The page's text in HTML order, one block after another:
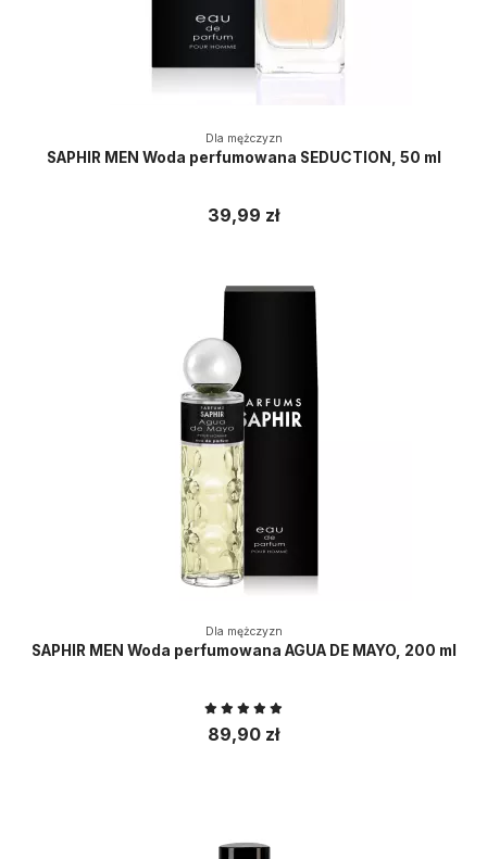
Dla mężczyzn
SAPHIR MEN Woda perfumowana SEDUCTION, 50 ml
39,99 zł
Dla mężczyzn
SAPHIR MEN Woda perfumowana AGUA DE MAYO, 200 ml
89,90 zł